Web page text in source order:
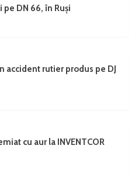
DN 66, în Ruși
accident rutier produs pe DJ
cu aur la INVENTCOR